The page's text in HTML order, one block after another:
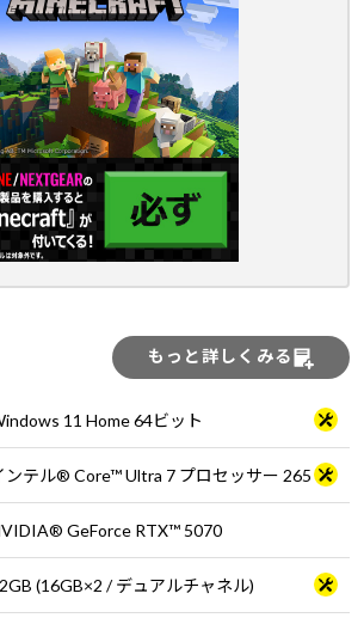
もっと詳しくみる
11 Home 64ビット
ンテル® Core™ Ultra 7 プロセッサー 265
GeForce RTX™ 5070
(16GB×2 / デュアルチャネル)